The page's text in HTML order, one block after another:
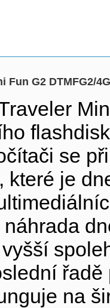
Fun G2 DTMFG2/
se
které je
na